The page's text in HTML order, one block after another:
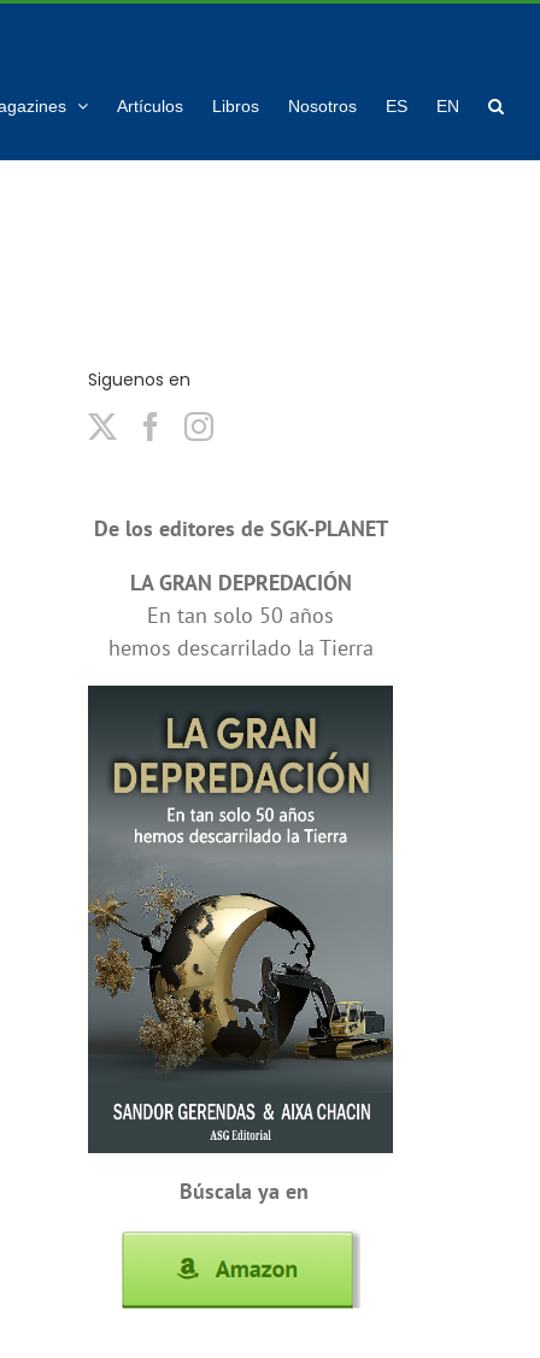
Artículos Libros Nosotros ES EN
Siguenos en
De los editores de SGK-PLANET
LA GRAN DEPREDACIÓN
En tan solo 50 años
hemos descarrilado la Tierra
Búscala ya en